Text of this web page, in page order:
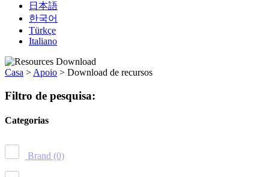
日本語
한국어
Türkçe
Italiano
Casa > Apoio > Download de recursos
Filtro de pesquisa:
Categorias
Brand (0)